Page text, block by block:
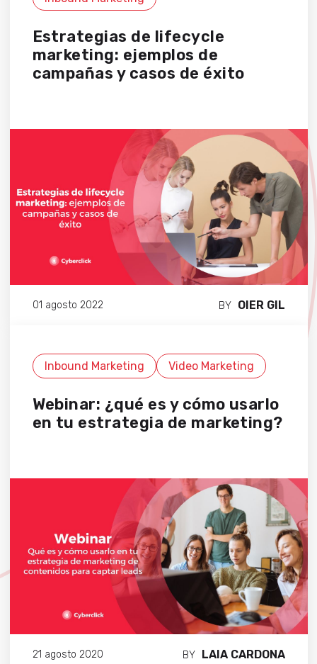
Estrategias de lifecycle
marketing: ejemplos de
campañas y casos de éxito
01 agosto 2022 BY OIER GIL
Inbound Marketing Video Marketing
Webinar: ¿qué es y cómo usarlo
en tu estrategia de marketing?
21 agosto 2020 BY LAIA CARDONA